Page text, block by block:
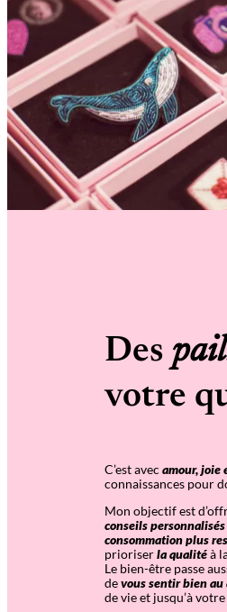
Des
votre
C’est avec amour, joie
connaissances pour
Mon objectif est
conseils personnalisés
consommation plus
prioriserla qualitéà
Le bien-être passe
devous sentir bien
de vie et jusqu’à